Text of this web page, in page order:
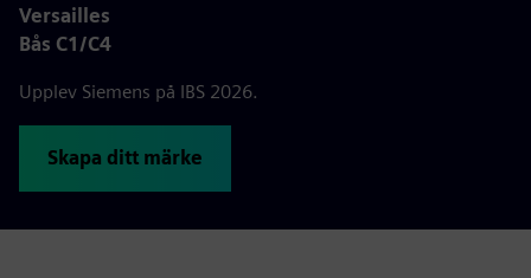
Versailles
Bås C1/C4
Upplev Siemens på IBS 2026.
Skapa ditt märke